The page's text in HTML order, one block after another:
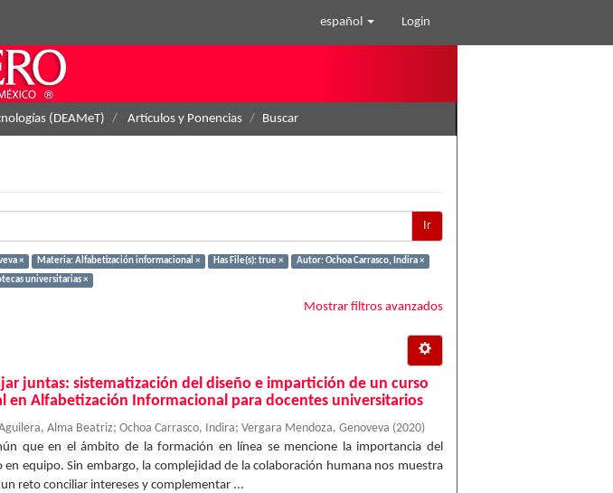
español Login
(DEAMeT) Artículos y Ponencias Buscar
Ir
× Materia: Alfabetización informacional × Has File(s): true ×
Autor: Ochoa Carrasco, Indira ×
universitarias ×
Mostrar filtros avanzados
juntas: sistematización del diseño e impartición de un curso
en Alfabetización Informacional para docentes universitarios
Alma Beatriz; Ochoa Carrasco, Indira; Vergara Mendoza, Genoveva (2020)
que en el ámbito de la formación en línea se mencione la importancia del
en equipo. Sin embargo, la complejidad de la colaboración humana nos muestra
reto conciliar intereses y complementar ...